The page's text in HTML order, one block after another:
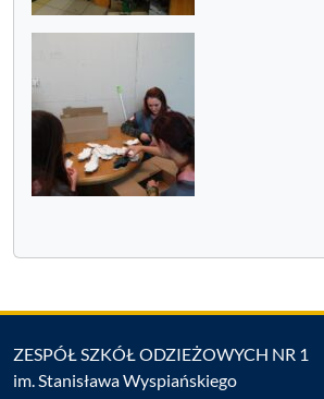
ZESPÓŁ SZKÓŁ ODZIEŻOWYCH NR 1
im. Stanisława Wyspiańskiego